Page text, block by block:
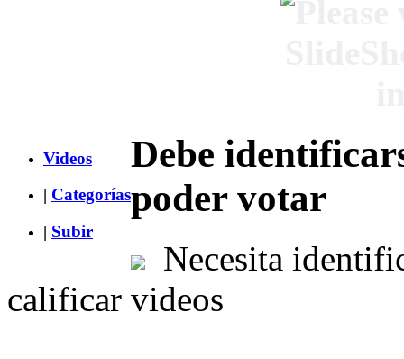
Videos
| Categorías
| Subir
Debe
poder votar
Necesita
calificar videos